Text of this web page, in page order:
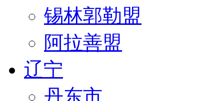
锡林郭勒盟
阿拉善盟
辽宁
丹东市